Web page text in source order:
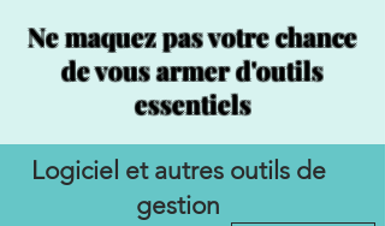
Ne maquez pas votre chance
de vous armer d'outils
essentiels
Logiciel et autres outils de
gestion